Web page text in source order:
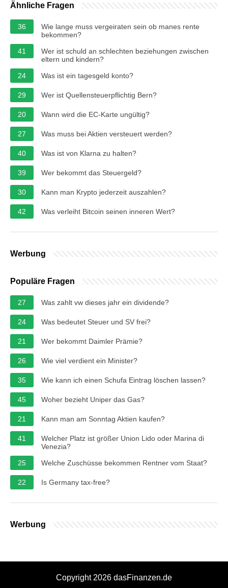
Ähnliche Fragen
36
Wie lange muss vergeiraten sein ob manes rente
bekommen?
41
Wer ist schuld an schlechten beziehungen zwischen
eltern und kindern?
24
Was ist ein tagesgeld konto?
29 Wer ist Quellensteuerpflichtig Bern?
20 Wann wird die EC-Karte ungültig?
27 Was muss bei Aktien versteuert werden?
40 Was ist von Klarna zu halten?
39 Wer bekommt das Steuergeld?
30 Kann man Krypto jederzeit auszahlen?
42 Was verleiht Bitcoin seinen inneren Wert?
Werbung
Populäre Fragen
27 Was zahlt vw dieses jahr ein dividende?
24 Was bedeutet Steuer und SV frei?
21 Wer bekommt Daimler Prämie?
26 Wie viel verdient ein Minister?
35 Wie kann ich einen Schufa Eintrag löschen lassen?
45 Woher bezieht Uniper das Gas?
21 Kann man am Sonntag Aktien kaufen?
41
Welcher Platz ist größer Union Lido oder Marina di
Venezia?
25
Welche Zuschüsse bekommen Rentner vom Staat?
22 Is Germany tax-free?
Werbung
Copyright 2026 dasFinanzen.de